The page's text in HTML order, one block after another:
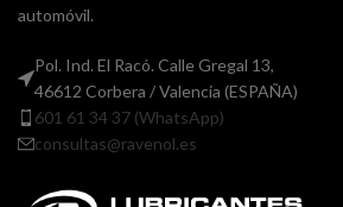
automóvil.
Pol. Ind. El Racó. Calle Gregal 13,
46612 Corbera / Valencia (ESPAÑA)
601 61 34 37 (WhatsApp)
consultas@ravenol.es